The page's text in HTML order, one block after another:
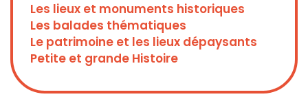
Les lieux et monuments historiques
Les balades thématiques
Le patrimoine et les lieux dépaysants
Petite et grande Histoire